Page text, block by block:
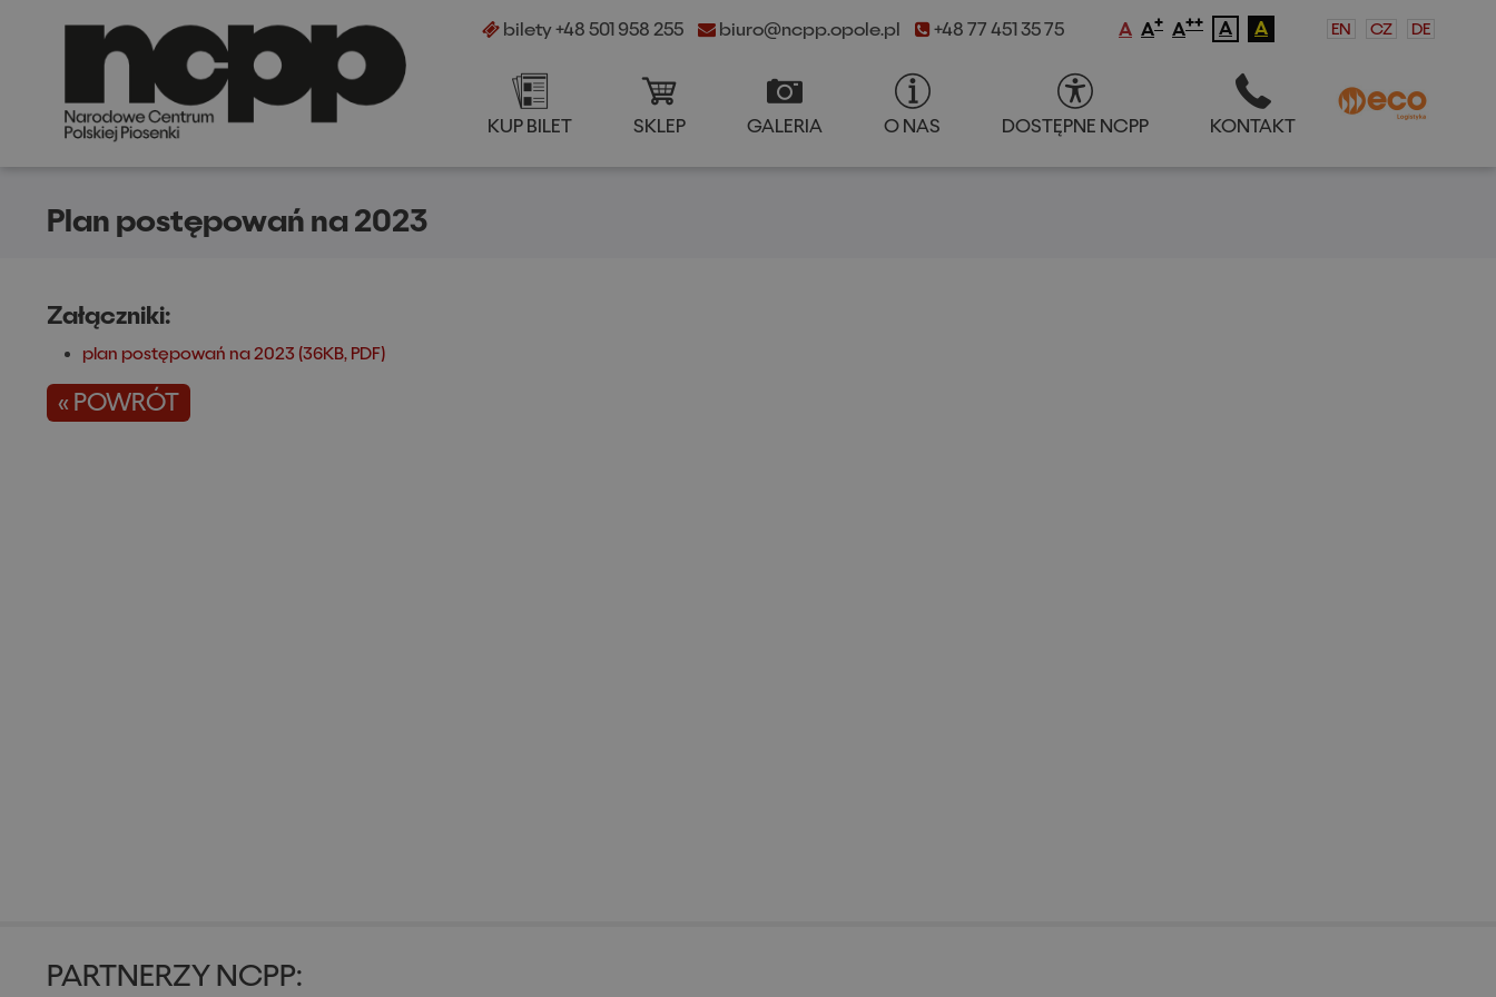
bilety +48 501 958 255 biuro@ncpp.opole.pl +48 77 451 35 75 A A+ A++ A A EN CZ DE
KUP BILET SKLEP GALERIA O NAS DOSTĘPNE NCPP KONTAKT
A++ A KUP BILET SKLEP GALERIA O NAS DOSTĘPNE NCPP KONTAKT
Plan postępowań na 2023
Załączniki:
plan postępowań na 2023 (36KB, PDF)
« POWRÓT
PARTNERZY NCPP: